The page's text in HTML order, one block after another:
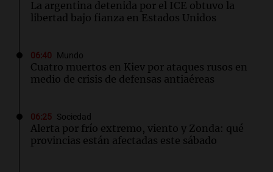
La argentina detenida por el ICE obtuvo la
libertad bajo fianza en Estados Unidos
06:40 Mundo
Cuatro muertos en Kiev por ataques rusos en
medio de crisis de defensas antiaéreas
06:25 Sociedad
Alerta por frío extremo, viento y Zonda: qué
provincias están afectadas este sábado